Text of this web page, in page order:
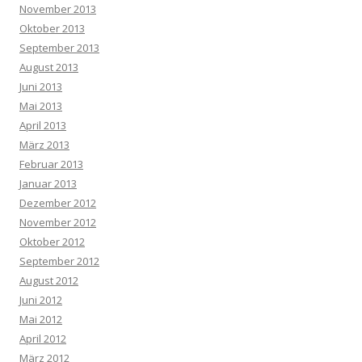
November 2013
Oktober 2013
September 2013
August 2013
Juni 2013
Mai 2013
April 2013
März 2013
Februar 2013
Januar 2013
Dezember 2012
November 2012
Oktober 2012
September 2012
August 2012
Juni 2012
Mai 2012
April 2012
März 2012